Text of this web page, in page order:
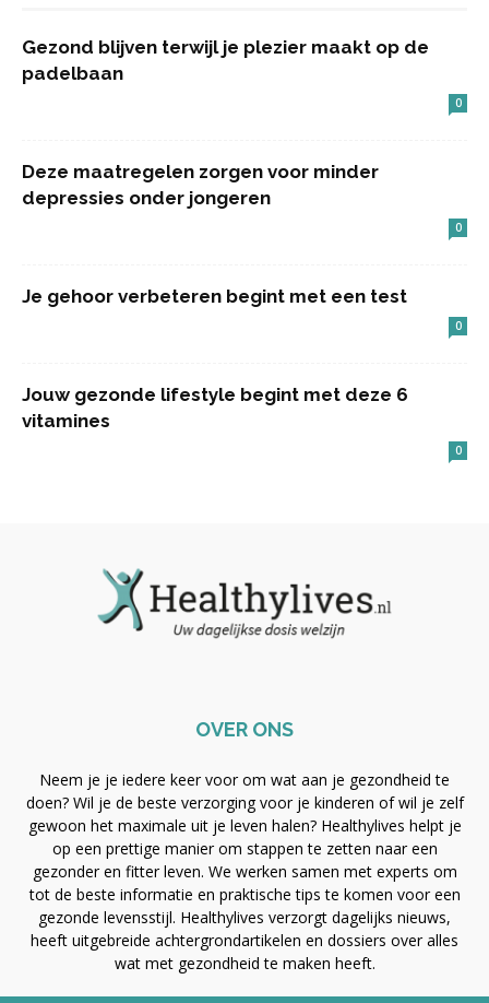
Gezond blijven terwijl je plezier maakt op de
padelbaan
0
Deze maatregelen zorgen voor minder
depressies onder jongeren
0
Je gehoor verbeteren begint met een test
0
Jouw gezonde lifestyle begint met deze 6
vitamines
0
OVER ONS
Neem je je iedere keer voor om wat aan je gezondheid te
doen? Wil je de beste verzorging voor je kinderen of wil je zelf
gewoon het maximale uit je leven halen? Healthylives helpt je
op een prettige manier om stappen te zetten naar een
gezonder en fitter leven. We werken samen met experts om
tot de beste informatie en praktische tips te komen voor een
gezonde levensstijl. Healthylives verzorgt dagelijks nieuws,
heeft uitgebreide achtergrondartikelen en dossiers over alles
wat met gezondheid te maken heeft.